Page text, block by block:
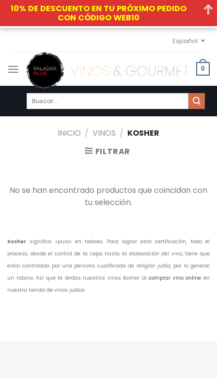
Skip
content
Español
0
Buscar
INICIO / VINOS / KOSHER
FILTRAR
Kosher significa «puro» en hebreo. Para lograr esta certificación, todo el
proceso, desde el control de la cepa hasta la elaboración del vino, tiene que
estar controlado por una persona cualificada de religión judía, por lo general
un rabino. Así que te ìerdas nuestros vinos kosher alcomprar vino online en
nuestra tienda de vinos judíos.
No se han encontrado productos que coincidan con
tu selección.
10% DE DESCUENTO EN TU PRÓXIMO PEDIDO
CON CÓDIGO WEB10